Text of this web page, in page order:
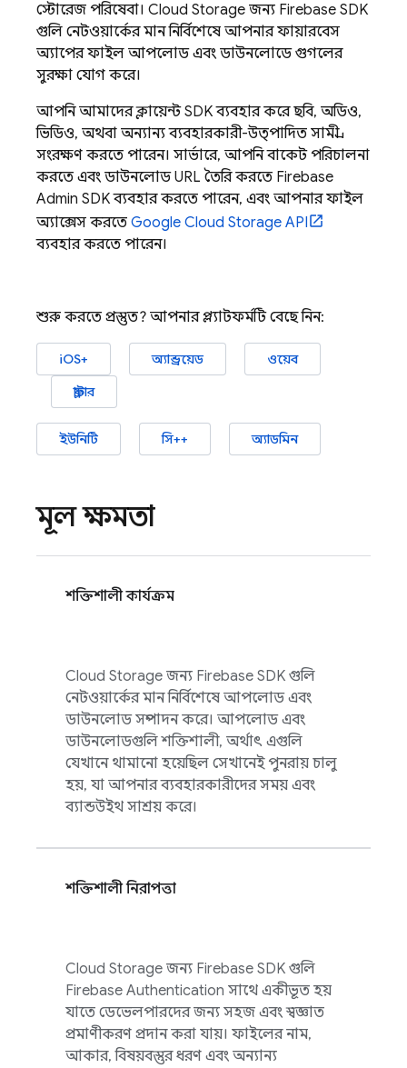
স্টোরেজ পরিষেবা। Cloud Storage জন্য Firebase SDK
গুলি নেটওয়ার্কের মান নির্বিশেষে আপনার ফায়ারবেস
অ্যাপের ফাইল আপলোড এবং ডাউনলোডে গুগলের
সুরক্ষা যোগ করে।
আপনি আমাদের ক্লায়েন্ট SDK ব্যবহার করে ছবি, অডিও,
ভিডিও, অথবা অন্যান্য ব্যবহারকারী-উত্পাদিত সামগ্রী
সংরক্ষণ করতে পারেন। সার্ভারে, আপনি বাকেট পরিচালনা
করতে এবং ডাউনলোড URL তৈরি করতে Firebase
Admin SDKব্যবহার করতে পারেন, এবং আপনার ফাইল
অ্যাক্সেস করতে Google Cloud Storage API
ব্যবহার করতে পারেন।
শুরু করতে প্রস্তুত? আপনার প্ল্যাটফর্মটি বেছে নিন:
iOS+ অ্যান্ড্রয়েড
ওয়েব
ফ্লাটার
ইউনিটি সি++ অ্যাডমিন
মূল ক্ষমতা
শক্তিশালী কার্যক্রম
Cloud Storage জন্য Firebase SDK গুলি
নেটওয়ার্কের মান নির্বিশেষে আপলোড এবং
ডাউনলোড সম্পাদন করে। আপলোড এবং
ডাউনলোডগুলি শক্তিশালী, অর্থাৎ এগুলি
যেখানে থামানো হয়েছিল সেখানেই পুনরায় চালু
হয়, যা আপনার ব্যবহারকারীদের সময় এবং
ব্যান্ডউইথ সাশ্রয় করে।
শক্তিশালী নিরাপত্তা
Cloud Storage জন্য Firebase SDK গুলি
Firebase Authentication সাথে একীভূত হয়
যাতে ডেভেলপারদের জন্য সহজ এবং স্বজ্ঞাত
প্রমাণীকরণ প্রদান করা যায়। ফাইলের নাম,
আকার, বিষয়বস্তুর ধরণ এবং অন্যান্য